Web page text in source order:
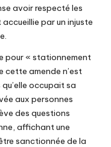
avoir respecté les
par un injuste
pour « stationnement
cette amende n’est
occupait sa
aux personnes
des questions
affichant une
sanctionnée de la